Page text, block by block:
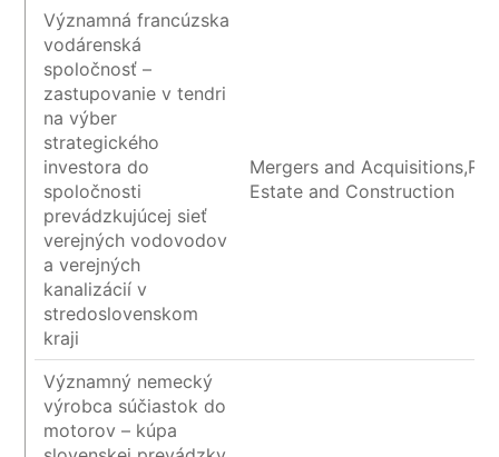
Významná francúzska
vodárenská
spoločnosť –
zastupovanie v tendri
na výber
strategického
investora do
spoločnosti
prevádzkujúcej sieť
verejných vodovodov
a verejných
kanalizácií v
stredoslovenskom
kraji
Mergers and
Estate and Construction
Významný nemecký
výrobca súčiastok do
motorov – kúpa